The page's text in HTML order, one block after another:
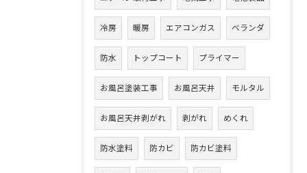
冷房 暖房 エアコンガス ベランダ
防水 トップコート プライマー
お風呂塗装工事 お風呂天井 モルタル
お風呂天井剥がれ 剥がれ めくれ
防水塗料 防カビ 防カビ塗料